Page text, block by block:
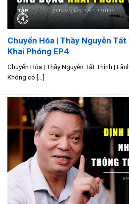
Chuyển Hóa | Thầy Nguyễn
Khai Phóng EP4
Chuyển Hóa | Thầy Nguyễn Tất Thịnh |
Không có [...]